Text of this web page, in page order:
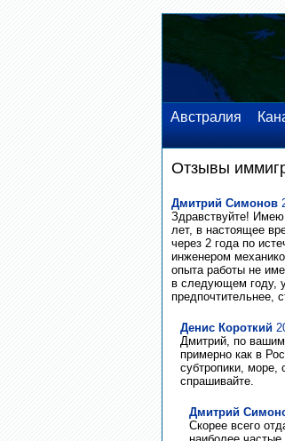
Австралия
Отзывы
Дмитрий Симонов
Здравствуйте!
лет, в настоящее
через 2 года по
инженером
опыта работы не
в следующем году,
предпочтительнее,
Денис Короткий
Дмитрий, по
примерно как в
субтропики,
спрашивайте.
Дмитрий
Скорее всего